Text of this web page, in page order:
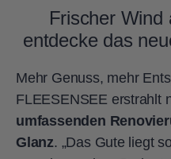
Frischer Wind
entdecke das
Mehr Genuss, mehr
FLEESENSEE erstrahlt
umfassenden
Glanz. „Das Gute liegt